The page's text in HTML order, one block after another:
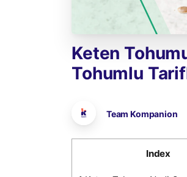
Keten
Tohumlu
Team Kompanion
Index